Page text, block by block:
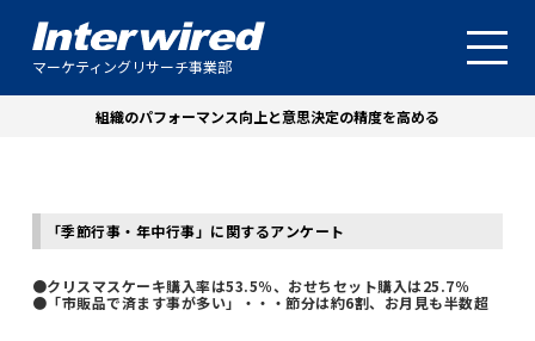
マーケティングリサーチ事業部
組織のパフォーマンス向上と意思決定の精度を高める
「季節行事・年中行事」に関するアンケート
●クリスマスケーキ購入率は53.5％、おせちセット購入は25.7％
●「市販品で済ます事が多い」・・・節分は約6割、お月見も半数超